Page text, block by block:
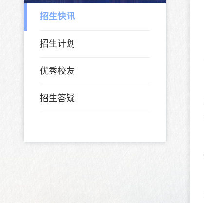
招生快讯
招生计划
优秀校友
招生答疑